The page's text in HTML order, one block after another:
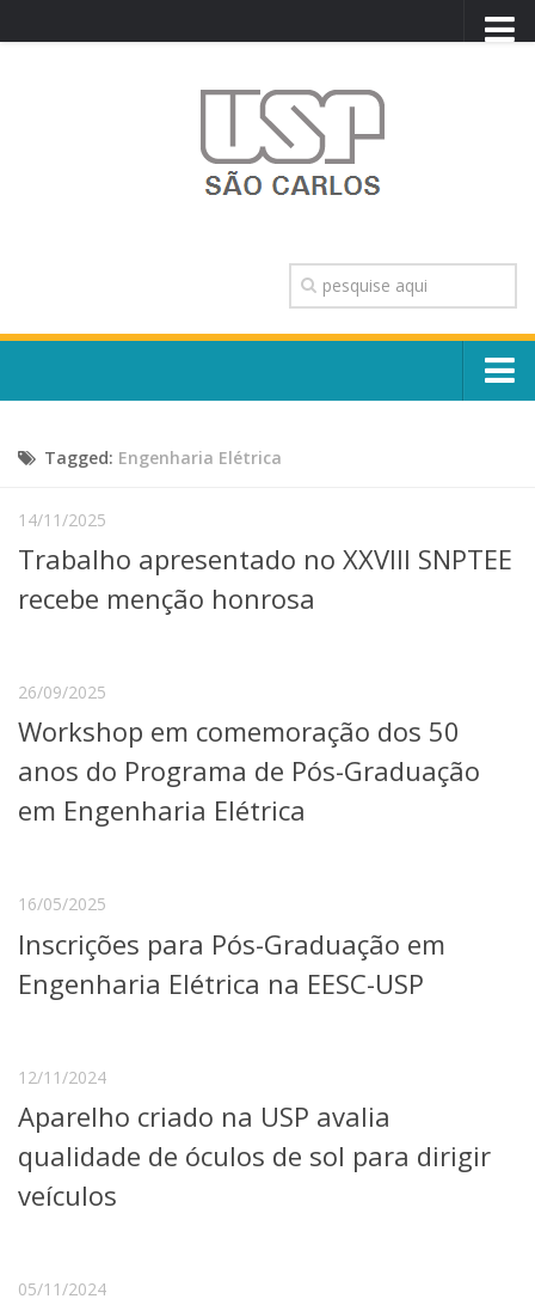
TRANSPARÊNCIA
OUVIDORIA
CONTATO
Escola, Institutos e Órgãos
Núcleos e Comissões
Telefones e Mapas
Pessoas
Educação a distância
Cursos de Extensão
Pesquisa e Inovação
Linhas de Pesquisa
Centros, Núcleos e Projetos em Rede
Transferência de Tecnologia
Extensão à Comunidade
Projetos, Programas e Cursos
Serviços
Bibliotecas
Apoio ao Estudante
Segurança, Trânsito e Prevenção
RH, Administrativo e Financeiro
Assessorias e Mídias
Tagged: Engenharia Elétrica
14/11/2025
Trabalho apresentado no XXVIII SNPTEE
recebe menção honrosa
26/09/2025
Workshop em comemoração dos 50
anos do Programa de Pós-Graduação
em Engenharia Elétrica
16/05/2025
Inscrições para Pós-Graduação em
Engenharia Elétrica na EESC-USP
12/11/2024
Aparelho criado na USP avalia
qualidade de óculos de sol para dirigir
veículos
05/11/2024